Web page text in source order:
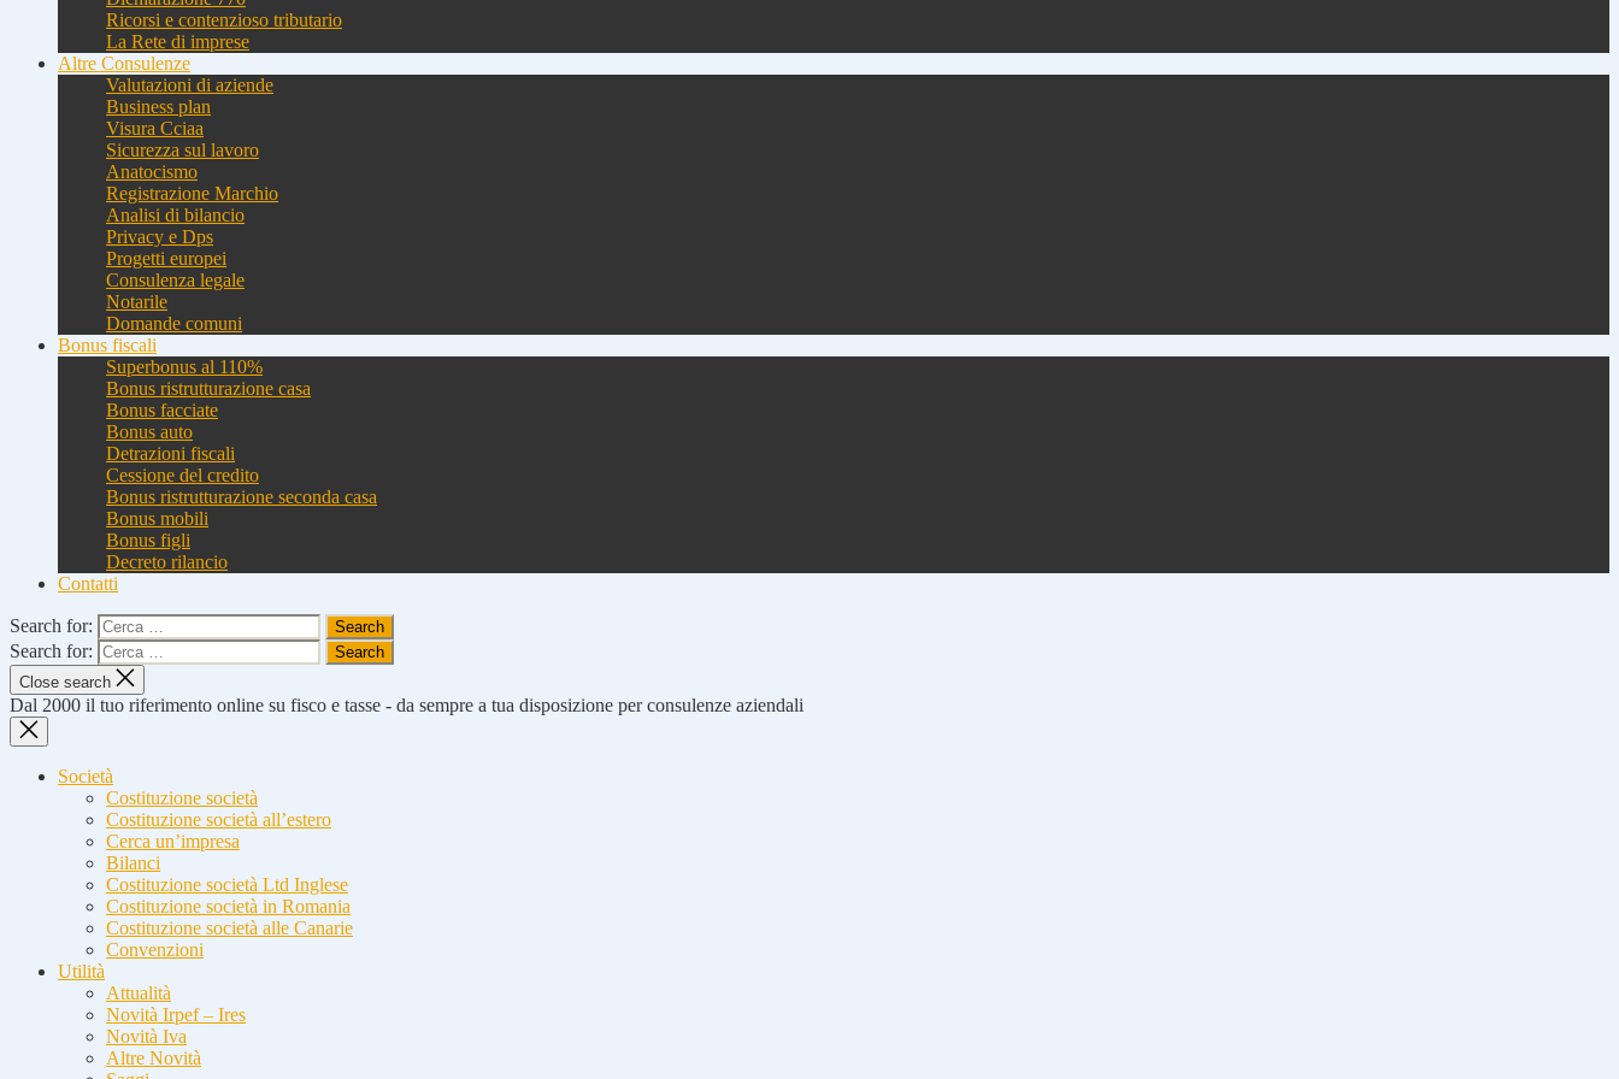
Ricorsi e contenzioso tributario
La Rete di imprese
Altre Consulenze
Valutazioni di aziende
Business plan
Visura Cciaa
Sicurezza sul lavoro
Anatocismo
Registrazione Marchio
Analisi di bilancio
Privacy e Dps
Progetti europei
Consulenza legale
Notarile
Domande comuni
Bonus fiscali
Superbonus al 110%
Bonus ristrutturazione casa
Bonus facciate
Bonus auto
Detrazioni fiscali
Cessione del credito
Bonus ristrutturazione seconda casa
Bonus mobili
Bonus figli
Decreto rilancio
Contatti
Search for:
Search for:
Close search
Dal 2000 il tuo riferimento online su fisco e tasse - da sempre a tua disposizione per consulenze aziendali
Società
Costituzione società
Costituzione società all’estero
Cerca un’impresa
Bilanci
Costituzione società Ltd Inglese
Costituzione società in Romania
Costituzione società alle Canarie
Convenzioni
Utilità
Attualità
Novità Irpef – Ires
Novità Iva
Altre Novità